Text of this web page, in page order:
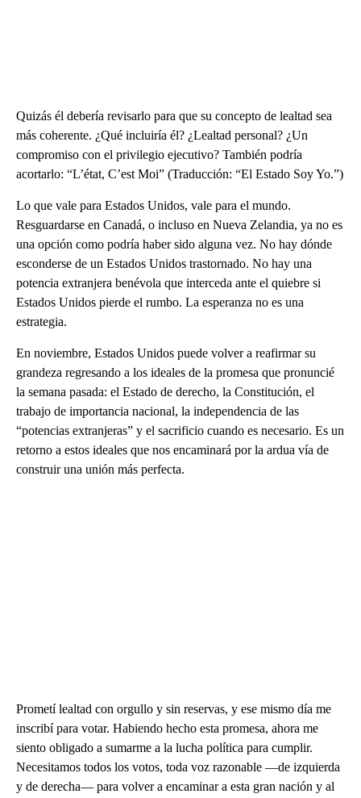
Quizás él debería revisarlo para que su concepto de lealtad sea
más coherente. ¿Qué incluiría él? ¿Lealtad personal? ¿Un
compromiso con el privilegio ejecutivo? También podría
acortarlo: “L’état, C’est Moi” (Traducción: “El Estado Soy Yo.”)
Lo que vale para Estados Unidos, vale para el mundo.
Resguardarse en Canadá, o incluso en Nueva Zelandia, ya no es
una opción como podría haber sido alguna vez. No hay dónde
esconderse de un Estados Unidos trastornado. No hay una
potencia extranjera benévola que interceda ante el quiebre si
Estados Unidos pierde el rumbo. La esperanza no es una
estrategia.
En noviembre, Estados Unidos puede volver a reafirmar su
grandeza regresando a los ideales de la promesa que pronuncié
la semana pasada: el Estado de derecho, la Constitución, el
trabajo de importancia nacional, la independencia de las
“potencias extranjeras” y el sacrificio cuando es necesario. Es un
retorno a estos ideales que nos encaminará por la ardua vía de
construir una unión más perfecta.
Prometí lealtad con orgullo y sin reservas, y ese mismo día me
inscribí para votar. Habiendo hecho esta promesa, ahora me
siento obligado a sumarme a la lucha política para cumplir.
Necesitamos todos los votos, toda voz razonable —de izquierda
y de derecha— para volver a encaminar a esta gran nación y al